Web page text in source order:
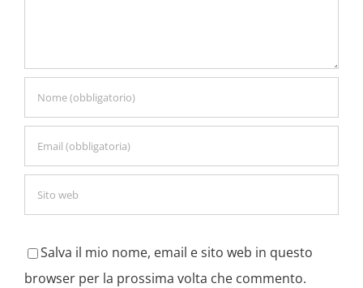
Salva il mio nome, email e sito web in questo
browser per la prossima volta che commento.